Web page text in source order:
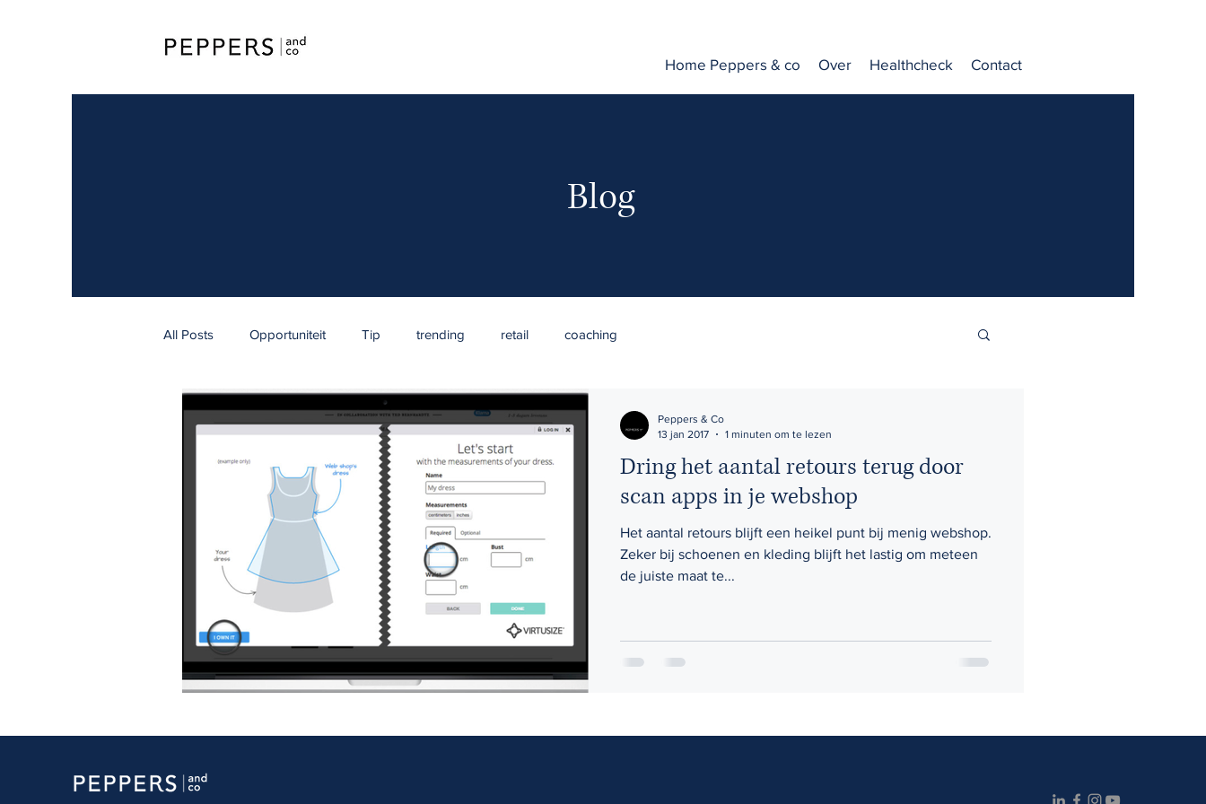
Home Peppers & co Over Healthcheck Contact
Blog
All Posts Opportuniteit Tip trending retail coaching
Dring het aantal retours terug door
scan apps in je webshop
Het aantal retours blijft een heikel punt bij menig webshop.
Zeker bij schoenen en kleding blijft het lastig om meteen
de juiste maat te...
Peppers & Co
13 jan 2017
1 minuten om te lezen